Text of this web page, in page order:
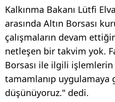
Kalkınma Bakanı Lütfi
arasında Altın Borsası
çalışmaların devam
netleşen bir takvim yok.
Borsası ile ilgili işlemlerin
tamamlanıp uygulamaya
düşünüyoruz." dedi.